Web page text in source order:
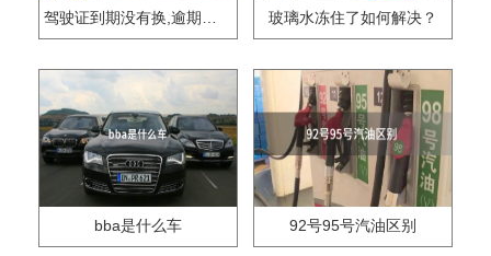
驾驶证到期没有换,逾期怎么办?? 玻璃水冻住了如何解决？
bba是什么车 92号95号汽油区别